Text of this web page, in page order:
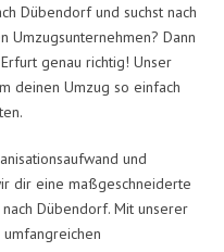
Dübendorf und suchst nach
Umzugsunternehmen? Dann
genau richtig! Unser
deinen Umzug so einfach
und
dir eine maßgeschneiderte
Dübendorf. Mit unserer